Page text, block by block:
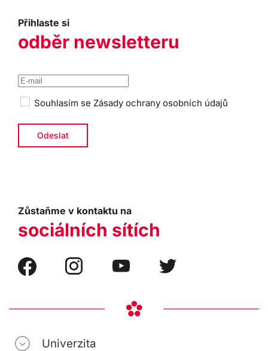
Přihlaste si
odběr newsletteru
Souhlasím se Zásady ochrany osobních údajů
Zůstaňme v kontaktu na
sociálních sítích
Univerzita